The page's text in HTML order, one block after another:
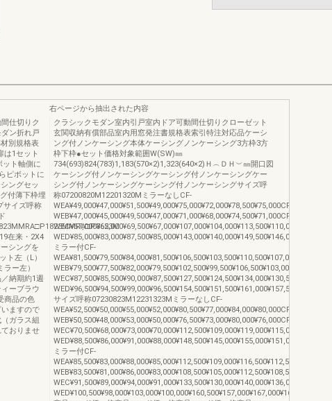
仕切りク
ン折れ戸
別規格表
は1セット
ット軸側に
ピボットに
ングセッ
付薄下枠埋
サイズ呼称
在来・2X4
シングを
ト左（L）
ー左）
納期約1週
ーブラウ
品の色
ますので
ガラス組
おりませ
右ページから抽出された内容
クラシックモダン室内引戸室内ドア可動間仕切りクローゼット
玄関収納有償部品室内用窓発注書規格表索引特注対応品ケーシ
ング付ノンケーシング本体ケーシングノンケーシング3方枠3方
枠下枠●セット価格対象範囲W(SW)㎜
734(693)824(783)1,183(570×2)1,323(640×2)Ｈ︵ＤＨ︶㎜開口図
ケーシング付ノンケーシングケーシング付ノンケーシングケー
シング付ノンケーシングケーシング付ノンケーシングサイズ呼
称07200820M12201320MミラーなしCF-
WEA¥49,000¥47,000¥51,500¥49,000¥75,000¥72,000¥78,500¥75,000CF-
WEB¥47,000¥45,000¥49,500¥47,000¥71,000¥68,000¥74,500¥71,000CF-
WEC¥67,000¥65,000¥69,500¥67,000¥107,000¥104,000¥113,500¥110,000CF-
WED¥85,000¥83,000¥87,500¥85,000¥143,000¥140,000¥149,500¥146,000
ミラー付CF-
WEA¥81,500¥79,500¥84,000¥81,500¥106,500¥103,500¥110,500¥107,000CF-
WEB¥79,500¥77,500¥82,000¥79,500¥102,500¥99,500¥106,500¥103,000CF-
WEC¥87,500¥85,500¥90,000¥87,500¥127,500¥124,500¥134,000¥130,500CF-
WED¥96,500¥94,500¥99,000¥96,500¥154,500¥151,500¥161,000¥157,500
サイズ呼称07230823M12231323MミラーなしCF-
WEA¥52,500¥50,000¥55,000¥52,000¥80,500¥77,000¥84,000¥80,000CF-
WEB¥50,500¥48,000¥53,000¥50,000¥76,500¥73,000¥80,000¥76,000CF-
WEC¥70,500¥68,000¥73,000¥70,000¥112,500¥109,000¥119,000¥115,000CF-
WED¥88,500¥86,000¥91,000¥88,000¥148,500¥145,000¥155,000¥151,000
ミラー付CF-
WEA¥85,500¥83,000¥88,000¥85,000¥112,500¥109,000¥116,500¥112,500CF-
WEB¥83,500¥81,000¥86,000¥83,000¥108,500¥105,000¥112,500¥108,500CF-
WEC¥91,500¥89,000¥94,000¥91,000¥133,500¥130,000¥140,000¥136,000CF-